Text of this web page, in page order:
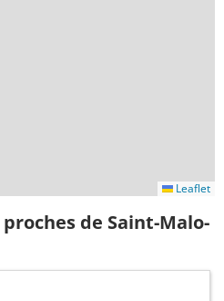
Leaflet
de Saint-Malo-